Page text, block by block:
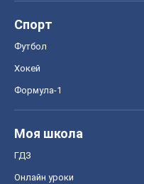
Спорт
Футбол
Хокей
Формула-1
Моя школа
ГДЗ
Онлайн уроки